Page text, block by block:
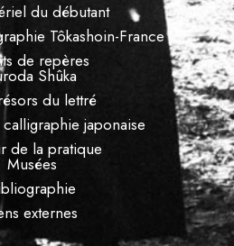
du débutant
Tôkashoin-France
de repères
Shûka
du lettré
calligraphie japonaise
de la pratique
Musées
externes